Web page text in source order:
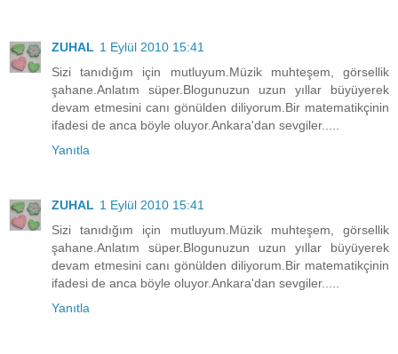
ZUHAL 1 Eylül 2010 15:41
Sizi tanıdığım için mutluyum.Müzik muhteşem, görsellik
şahane.Anlatım süper.Blogunuzun uzun yıllar büyüyerek
devam etmesini canı gönülden diliyorum.Bir matematikçinin
ifadesi de anca böyle oluyor.Ankara'dan sevgiler.....
Yanıtla
ZUHAL 1 Eylül 2010 15:41
Sizi tanıdığım için mutluyum.Müzik muhteşem, görsellik
şahane.Anlatım süper.Blogunuzun uzun yıllar büyüyerek
devam etmesini canı gönülden diliyorum.Bir matematikçinin
ifadesi de anca böyle oluyor.Ankara'dan sevgiler.....
Yanıtla